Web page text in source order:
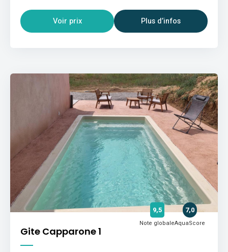
Voir prix Plus d’infos
Gite Capparone 1
9,5
Note globale
7,0
AquaScore